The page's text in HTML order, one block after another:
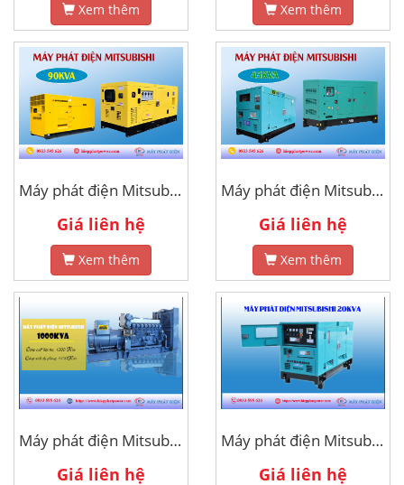
Xem thêm Xem thêm
Máy phát điện Mitsubishi 90kva
Giá liên hệ
Xem thêm
Máy phát điện Mitsubishi 45kva
Giá liên hệ
Xem thêm
Máy phát điện Mitsubishi 1000kva
Giá liên hệ
Máy phát điện Mitsubishi 20kVa
Giá liên hệ